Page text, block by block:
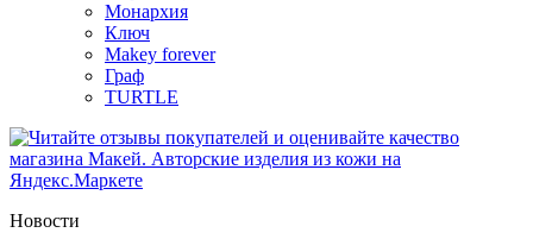
Монархия
Ключ
Makey forever
Граф
TURTLE
Новости